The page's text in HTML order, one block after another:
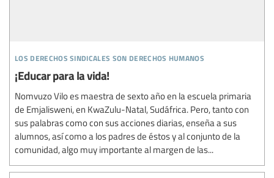
los derechos sindicales son derechos humanos
¡Educar para la vida!
Nomvuzo Vilo es maestra de sexto año en la escuela primaria
de Emjalisweni, en KwaZulu-Natal, Sudáfrica. Pero, tanto con
sus palabras como con sus acciones diarias, enseña a sus
alumnos, así como a los padres de éstos y al conjunto de la
comunidad, algo muy importante al margen de las...